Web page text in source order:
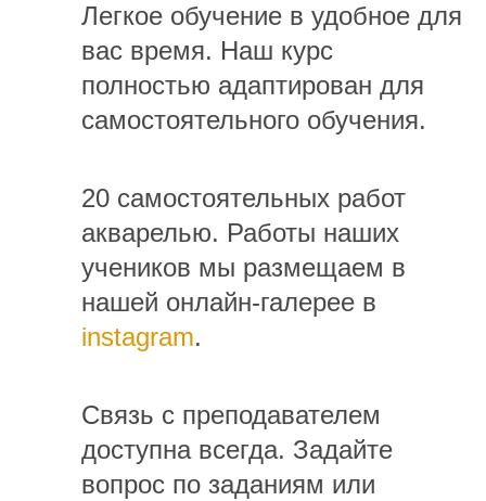
Легкое обучение в удобное для
вас время. Наш курс
полностью адаптирован для
самостоятельного обучения.
20 самостоятельных работ
акварелью. Работы наших
учеников мы размещаем в
нашей онлайн-галерее в
instagram.
Связь с преподавателем
доступна всегда. Задайте
вопрос по заданиям или